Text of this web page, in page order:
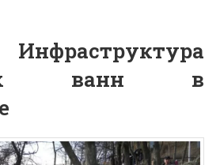
Инфраструктура
ванн в